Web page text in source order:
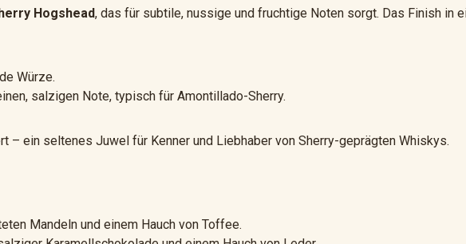
Hogshead, das für subtile, nussige und fruchtige Noten sorgt. Das Finish in
Würze.
salzigen Note, typisch für Amontillado-Sherry.
– ein seltenes Juwel für Kenner und Liebhaber von Sherry-geprägten Whiskys.
Mandeln und einem Hauch von Toffee.